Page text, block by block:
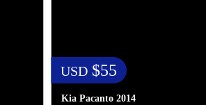
USD$55
Kia Pacanto 2014